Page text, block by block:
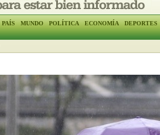
PAÍS MUNDO POLÍTICA ECONOMÍA DEPORTES